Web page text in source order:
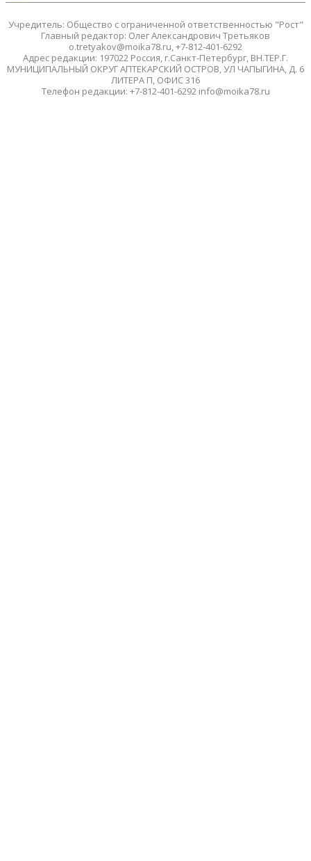
Учредитель: Общество с ограниченной ответственностью "Рост"
Главный редактор: Олег Александрович Третьяков
o.tretyakov@moika78.ru, +7-812-401-6292
Адрес редакции: 197022 Россия, г.Санкт-Петербург, ВН.ТЕР.Г.
МУНИЦИПАЛЬНЫЙ ОКРУГ АПТЕКАРСКИЙ ОСТРОВ, УЛ ЧАПЫГИНА, Д. 6
ЛИТЕРА П, ОФИС 316
Телефон редакции: +7-812-401-6292 info@moika78.ru